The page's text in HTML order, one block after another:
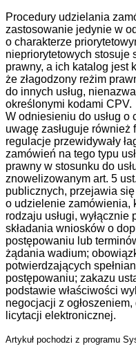
Procedury udzielania
zastosowanie jedynie w
o charakterze
niepriorytetowych stosuje
prawny, a ich katalog jest
że złagodzony reżim
do innych usług,
określonymi kodami CPV.
W odniesieniu do usług o
uwagę zasługuje
regulacje przewidywały
zamówień na tego typu
prawny w stosunku do
znowelizowanym art. 5
publicznych, przejawia
o udzielenie zamówienia,
rodzaju usługi,
składania wniosków o
postępowaniu lub
żądania wadium;
potwierdzających
postępowaniu; zakazu
podstawie właściwości
negocjacji z
licytacji elektronicznej.
Artykuł pochodzi z programu